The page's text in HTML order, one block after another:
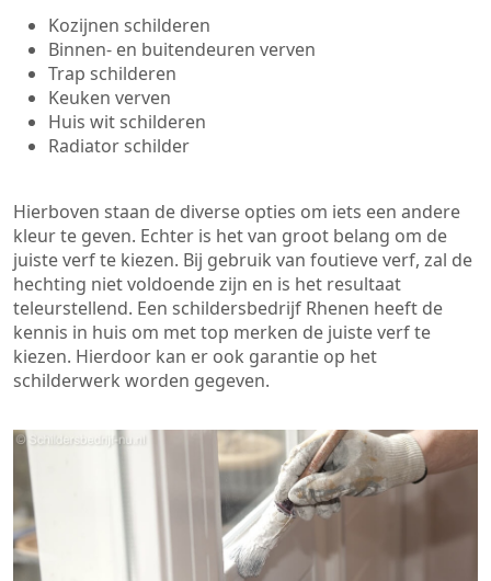
Kozijnen schilderen
Binnen- en buitendeuren verven
Trap schilderen
Keuken verven
Huis wit schilderen
Radiator schilder
Hierboven staan de diverse opties om iets een andere
kleur te geven. Echter is het van groot belang om de
juiste verf te kiezen. Bij gebruik van foutieve verf, zal de
hechting niet voldoende zijn en is het resultaat
teleurstellend. Een schildersbedrijf Rhenen heeft de
kennis in huis om met top merken de juiste verf te
kiezen. Hierdoor kan er ook garantie op het
schilderwerk worden gegeven.